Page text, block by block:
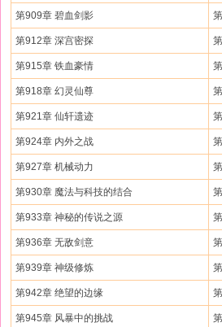
第909章 碧血剑影
第912章 深宫密探
第915章 铁血豪情
第918章 幻灵仙尊
第921章 仙轩遗迹
第924章 内外之战
第927章 机械动力
第930章 魔法与科技的结合
第933章 神秘的传说之源
第936章 无敌剑意
第939章 神级修炼
第942章 绝望的边缘
第945章 风暴中的挑战